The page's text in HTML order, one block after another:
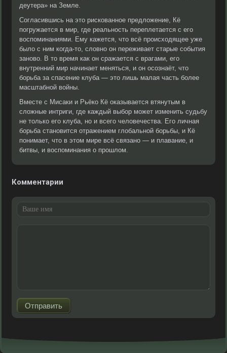
деутера» на Земле.
Согласившись на это рискованное предложение, Кё
погружается в мир, где реальность переплетается с его
воспоминаниями. Ему кажется, что всё происходящее уже
было с ним когда-то, словно он переживает старые события
заново. В то время как он сражается с врагами, его
внутренний мир начинает меняться, и он осознаёт, что
борьба за спасение клуба — это лишь малая часть более
масштабной войны.
Вместе с Мисаки и Рьёко Кё оказывается втянутым в
сложные интриги, где каждый выбор может изменить судьбу
не только его клуба, но и всего человечества. Его личная
борьба становится отражением глобальной борьбы, и Кё
понимает, что в этом мире всё связано — и плавание, и
битвы, и воспоминания о прошлом.
Комментарии